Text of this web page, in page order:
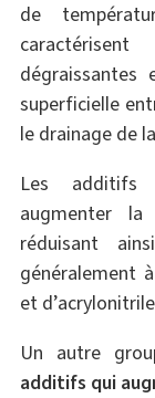
de
superficielle
le drainage de
Les additifs
augmenter
réduisant
généralement
et
Un autre
additifs qui